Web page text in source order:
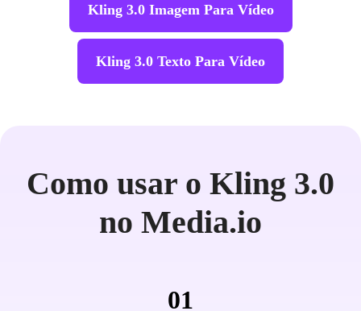
Kling 3.0 Imagem Para Vídeo
Kling 3.0 Texto Para Vídeo
Como usar o Kling 3.0
no Media.io
01